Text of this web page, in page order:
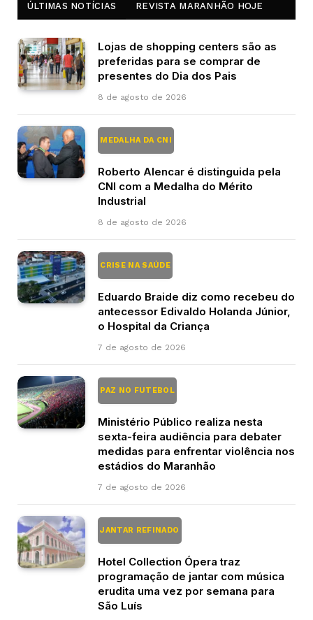
ÚLTIMAS NOTÍCIAS REVISTA MARANHÃO HOJE
Lojas de shopping centers são as
preferidas para se comprar de
presentes do Dia dos Pais
8 de agosto de 2026
MEDALHA DA CNI
Roberto Alencar é distinguida pela
CNI com a Medalha do Mérito
Industrial
8 de agosto de 2026
CRISE NA SAÚDE
Eduardo Braide diz como recebeu do
antecessor Edivaldo Holanda Júnior,
o Hospital da Criança
7 de agosto de 2026
PAZ NO FUTEBOL
Ministério Público realiza nesta
sexta-feira audiência para debater
medidas para enfrentar violência nos
estádios do Maranhão
7 de agosto de 2026
JANTAR REFINADO
Hotel Collection Ópera traz
programação de jantar com música
erudita uma vez por semana para
São Luís